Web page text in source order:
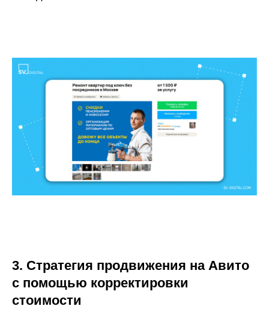
3. Стратегия продвижения на Авито
с помощью корректировки
стоимости